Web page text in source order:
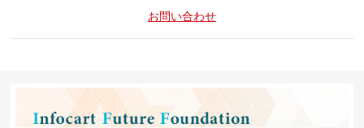
お問い合わせ